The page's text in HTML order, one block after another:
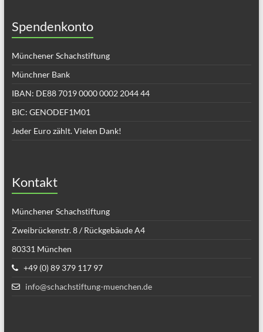
Spendenkonto
Münchener Schachstiftung
Münchner Bank
IBAN: DE88 7019 0000 0002 2044 44
BIC: GENODEF1M01
Jeder Euro zählt. Vielen Dank!
Kontakt
Münchener Schachstiftung
Zweibrückenstr. 8 / Rückgebäude A4
80331 München
+49 (0) 89 379 117 97
info@schachstiftung-muenchen.de